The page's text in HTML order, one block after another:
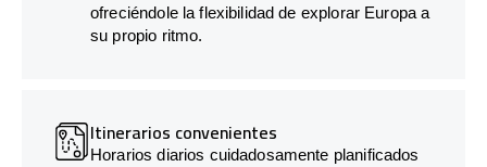
ofreciéndole la flexibilidad de explorar Europa a
su propio ritmo.
Itinerarios convenientes
Horarios diarios cuidadosamente planificados